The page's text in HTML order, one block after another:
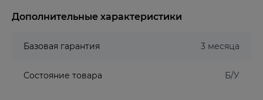
Дополнительные характеристики
Базовая гарантия 3 месяца
Состояние товара Б/У